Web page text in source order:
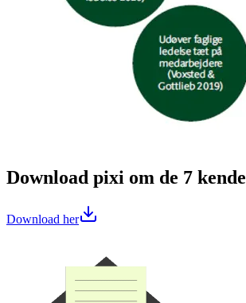
Download pixi om de 7
Download her